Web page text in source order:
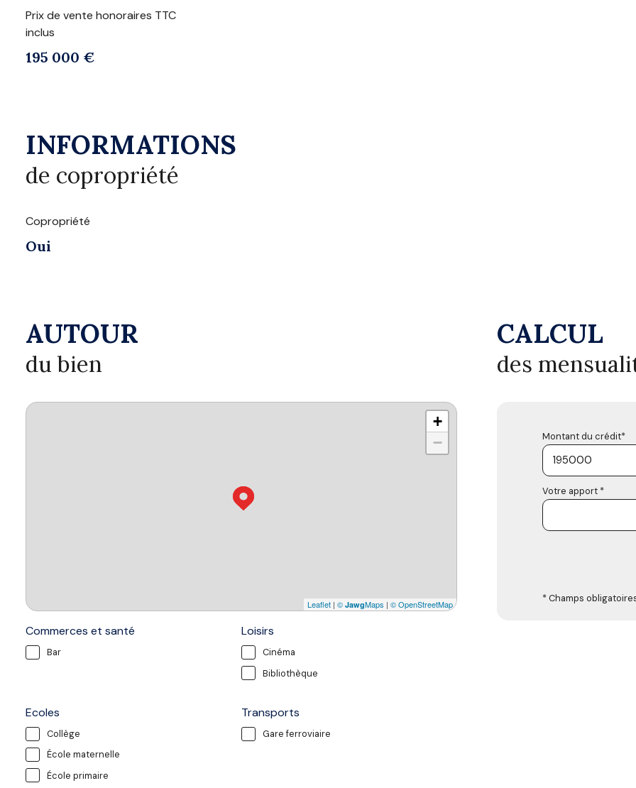
Prix de vente honoraires TTC
inclus
195 000 €
INFORMATIONS
de copropriété
Copropriété
Oui
AUTOUR
du bien
+
−
Leaflet | © JawgMaps | © OpenStreetMap
Commerces et santé
Bar
Loisirs
Cinéma
Bibliothèque
Ecoles
Collège
École maternelle
École primaire
Transports
Gare ferroviaire
CALCUL
des
Montant du crédit*
Votre apport *
* Champs